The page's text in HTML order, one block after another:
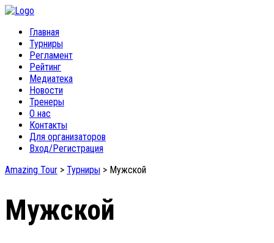
Главная
Турниры
Регламент
Рейтинг
Медиатека
Новости
Тренеры
О нас
Контакты
Для организаторов
Вход/Регистрация
Amazing Tour > Турниры > Мужской
Мужской